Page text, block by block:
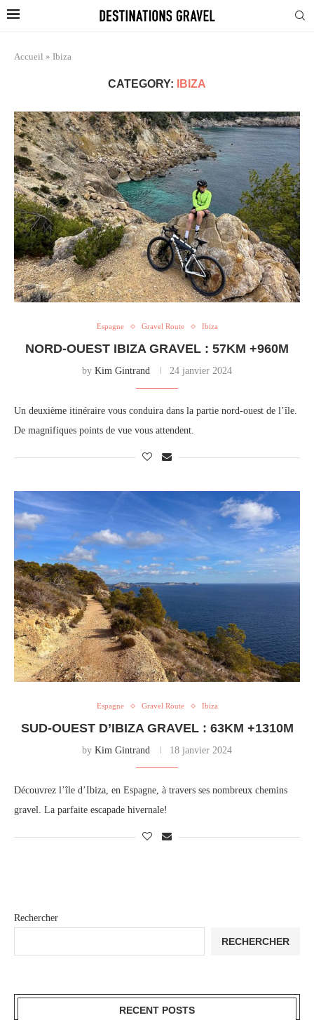
Accueil » Ibiza
CATEGORY: IBIZA
Espagne Gravel Route Ibiza
NORD-OUEST IBIZA GRAVEL : 57KM +960M
by Kim Gintrand 24 janvier 2024
Un deuxième itinéraire vous conduira dans la partie nord-ouest de l’île.
De magnifiques points de vue vous attendent.
Espagne Gravel Route Ibiza
SUD-OUEST D’IBIZA GRAVEL : 63KM +1310M
by Kim Gintrand 18 janvier 2024
Découvrez l’île d’Ibiza, en Espagne, à travers ses nombreux chemins
gravel. La parfaite escapade hivernale!
Rechercher
RECHERCHER
RECENT POSTS